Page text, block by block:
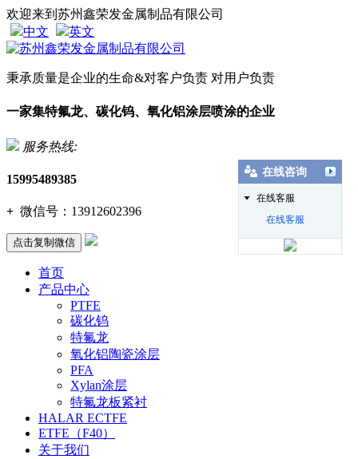
欢迎来到苏州鑫荣发金属制品有限公司
中文
英文
秉承质量是企业的生命&对客户负责 对用户负责
一家集特氟龙、碳化钨、氧化铝涂层喷涂的企业
服务热线:
15995489385
+ 微信号： 13912602396
点击复制微信
首页
产品中心
PTFE
碳化钨
特氟龙
氧化铝陶瓷涂层
PFA
Xylan涂层
特氟龙板紧衬
HALAR ECTFE
ETFE（F40）
关于我们
在线咨询
在线客服
在线客服